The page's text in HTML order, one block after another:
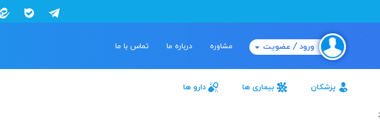
ورود / عضویت مشاوره درباره ما تماس با ما
پزشکان بیماری ها دارو ها
;